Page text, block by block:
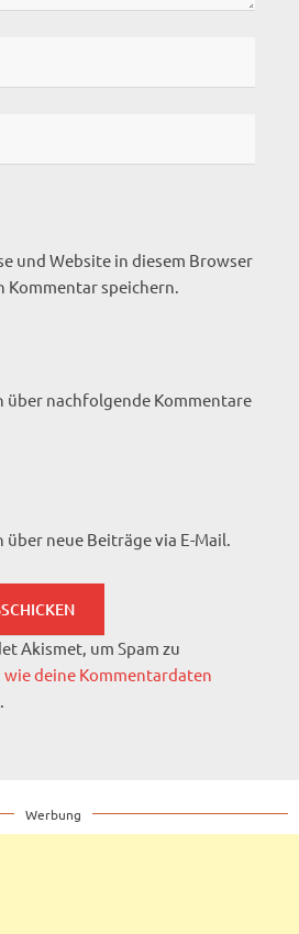
und Website in diesem Browser
Kommentar speichern.
über nachfolgende Kommentare
neue Beiträge via E-Mail.
Akismet, um Spam zu
wie deine Kommentardaten
.
Werbung